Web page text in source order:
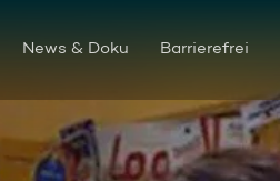
News & Doku Barrierefrei